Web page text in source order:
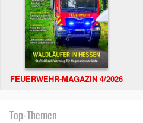
FEUERWEHR-MAGAZIN 4/2026
Top-Themen